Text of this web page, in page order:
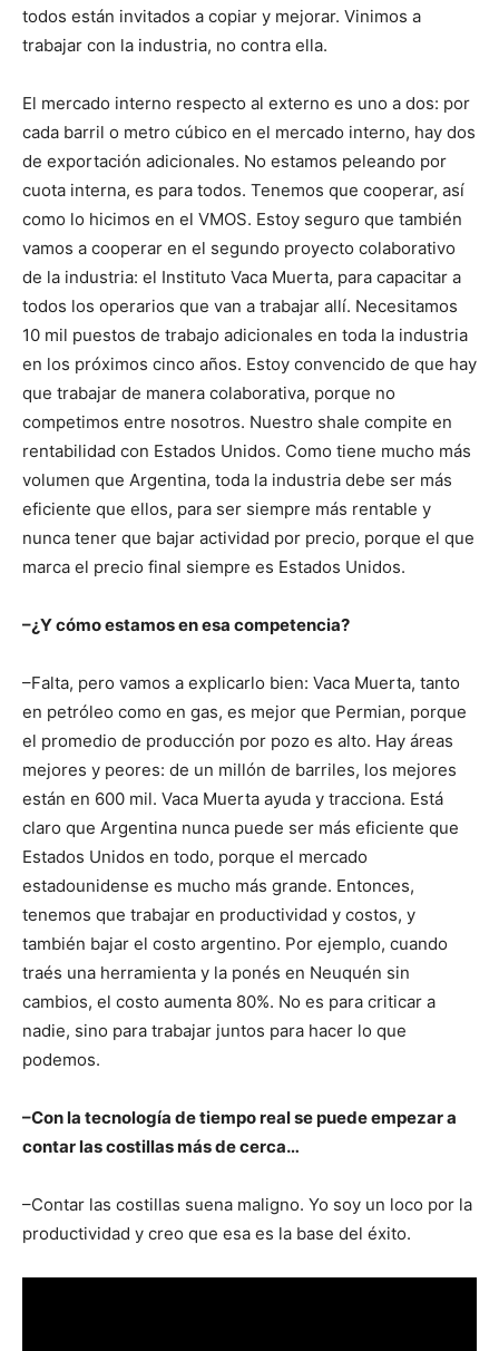
todos están invitados a copiar y mejorar. Vinimos a
trabajar con la industria, no contra ella.
El mercado interno respecto al externo es uno a dos: por
cada barril o metro cúbico en el mercado interno, hay dos
de exportación adicionales. No estamos peleando por
cuota interna, es para todos. Tenemos que cooperar, así
como lo hicimos en el VMOS. Estoy seguro que también
vamos a cooperar en el segundo proyecto colaborativo
de la industria: el Instituto Vaca Muerta, para capacitar a
todos los operarios que van a trabajar allí. Necesitamos
10 mil puestos de trabajo adicionales en toda la industria
en los próximos cinco años. Estoy convencido de que hay
que trabajar de manera colaborativa, porque no
competimos entre nosotros. Nuestro shale compite en
rentabilidad con Estados Unidos. Como tiene mucho más
volumen que Argentina, toda la industria debe ser más
eficiente que ellos, para ser siempre más rentable y
nunca tener que bajar actividad por precio, porque el que
marca el precio final siempre es Estados Unidos.
–¿Y cómo estamos en esa competencia?
–Falta, pero vamos a explicarlo bien: Vaca Muerta, tanto
en petróleo como en gas, es mejor que Permian, porque
el promedio de producción por pozo es alto. Hay áreas
mejores y peores: de un millón de barriles, los mejores
están en 600 mil. Vaca Muerta ayuda y tracciona. Está
claro que Argentina nunca puede ser más eficiente que
Estados Unidos en todo, porque el mercado
estadounidense es mucho más grande. Entonces,
tenemos que trabajar en productividad y costos, y
también bajar el costo argentino. Por ejemplo, cuando
traés una herramienta y la ponés en Neuquén sin
cambios, el costo aumenta 80%. No es para criticar a
nadie, sino para trabajar juntos para hacer lo que
podemos.
–Con la tecnología de tiempo real se puede empezar a
contar las costillas más de cerca…
–Contar las costillas suena maligno. Yo soy un loco por la
productividad y creo que esa es la base del éxito.